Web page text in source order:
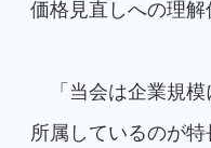
価格見直しへの理解
「当会は企業規模
所属しているのが